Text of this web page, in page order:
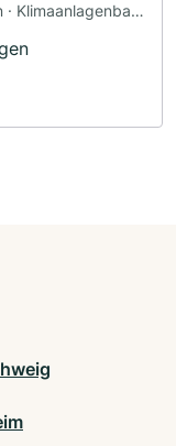
· Klimaanlagenbau